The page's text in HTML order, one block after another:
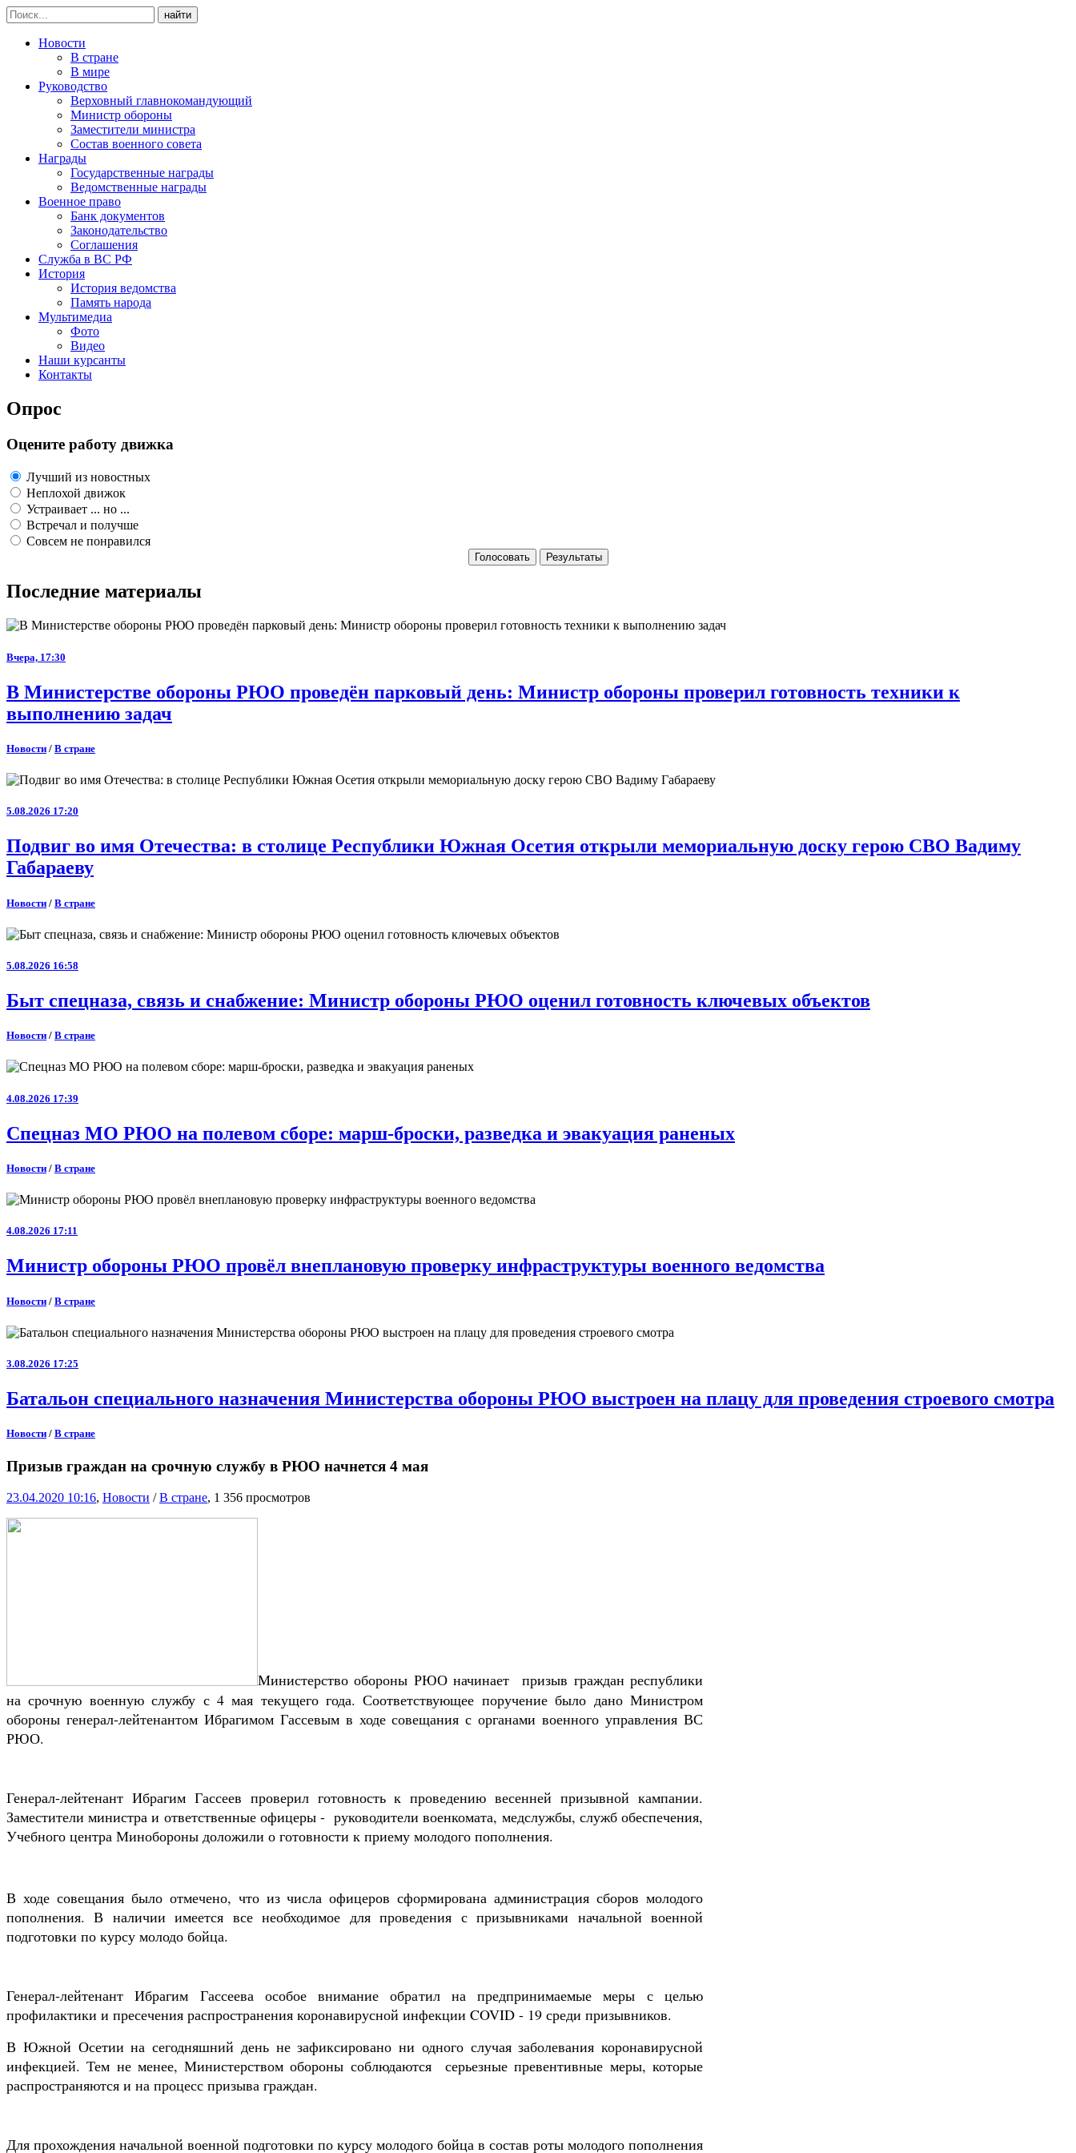
найти
Новости
В стране
В мире
Руководство
Верховный главнокомандующий
Министр обороны
Заместители министра
Состав военного совета
Награды
Государственные награды
Ведомственные награды
Военное право
Банк документов
Законодательство
Соглашения
Служба в ВС РФ
История
История ведомства
Память народа
Мультимедиа
Фото
Видео
Наши курсанты
Контакты
Опрос
Оцените работу движка
Лучший из новостных
Неплохой движок
Устраивает ... но ...
Встречал и получше
Совсем не понравился
Голосовать Результаты
Последние материалы
Вчера, 17:30
В Министерстве обороны РЮО проведён парковый день: Министр обороны проверил готовность техники к
выполнению задач
Новости / В стране
5.08.2026 17:20
Подвиг во имя Отечества: в столице Республики Южная Осетия открыли мемориальную доску герою СВО Вадиму
Габараеву
Новости / В стране
5.08.2026 16:58
Быт спецназа, связь и снабжение: Министр обороны РЮО оценил готовность ключевых объектов
Новости / В стране
4.08.2026 17:39
Спецназ МО РЮО на полевом сборе: марш‑броски, разведка и эвакуация раненых
Новости / В стране
4.08.2026 17:11
Министр обороны РЮО провёл внеплановую проверку инфраструктуры военного ведомства
Новости / В стране
3.08.2026 17:25
Батальон специального назначения Министерства обороны РЮО выстроен на плацу для проведения строевого смотра
Новости / В стране
Призыв граждан на срочную службу в РЮО начнется 4 мая
23.04.2020 10:16, Новости /В стране, 1 356 просмотров
Министерство обороны РЮО начинает призыв граждан республики
на срочную военную службу с 4 мая текущего года. Соответствующее поручение было дано Министром
обороны генерал-лейтенантом Ибрагимом Гассевым в ходе совещания с органами военного управления ВС
РЮО.
Генерал-лейтенант Ибрагим Гассеев проверил готовность к проведению весенней призывной кампании.
Заместители министра и ответственные офицеры - руководители военкомата, медслужбы, служб обеспечения,
Учебного центра Минобороны доложили о готовности к приему молодого пополнения.
В ходе совещания было отмечено, что из числа офицеров сформирована администрация сборов молодого
пополнения. В наличии имеется все необходимое для проведения с призывниками начальной военной
подготовки по курсу молодо бойца.
Генерал-лейтенант Ибрагим Гассеева особое внимание обратил на предпринимаемые меры с целью
профилактики и пресечения распространения коронавирусной инфекции COVID - 19 среди призывников.
В Южной Осетии на сегодняшний день не зафиксировано ни одного случая заболевания коронавирусной
инфекцией. Тем не менее, Министерством обороны соблюдаются серьезные превентивные меры, которые
распространяются и на процесс призыва граждан.
Для прохождения начальной военной подготовки по курсу молодого бойца в состав роты молодого пополнения